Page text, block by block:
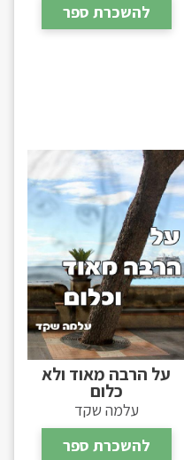
להשכרת ספר
על הרבה מאוד ולא
כלום
עלמה שקד
להשכרת ספר